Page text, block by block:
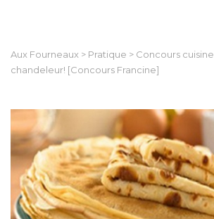
Aux Fourneaux > Pratique > Concours cuisine
chandeleur! [Concours Francine]